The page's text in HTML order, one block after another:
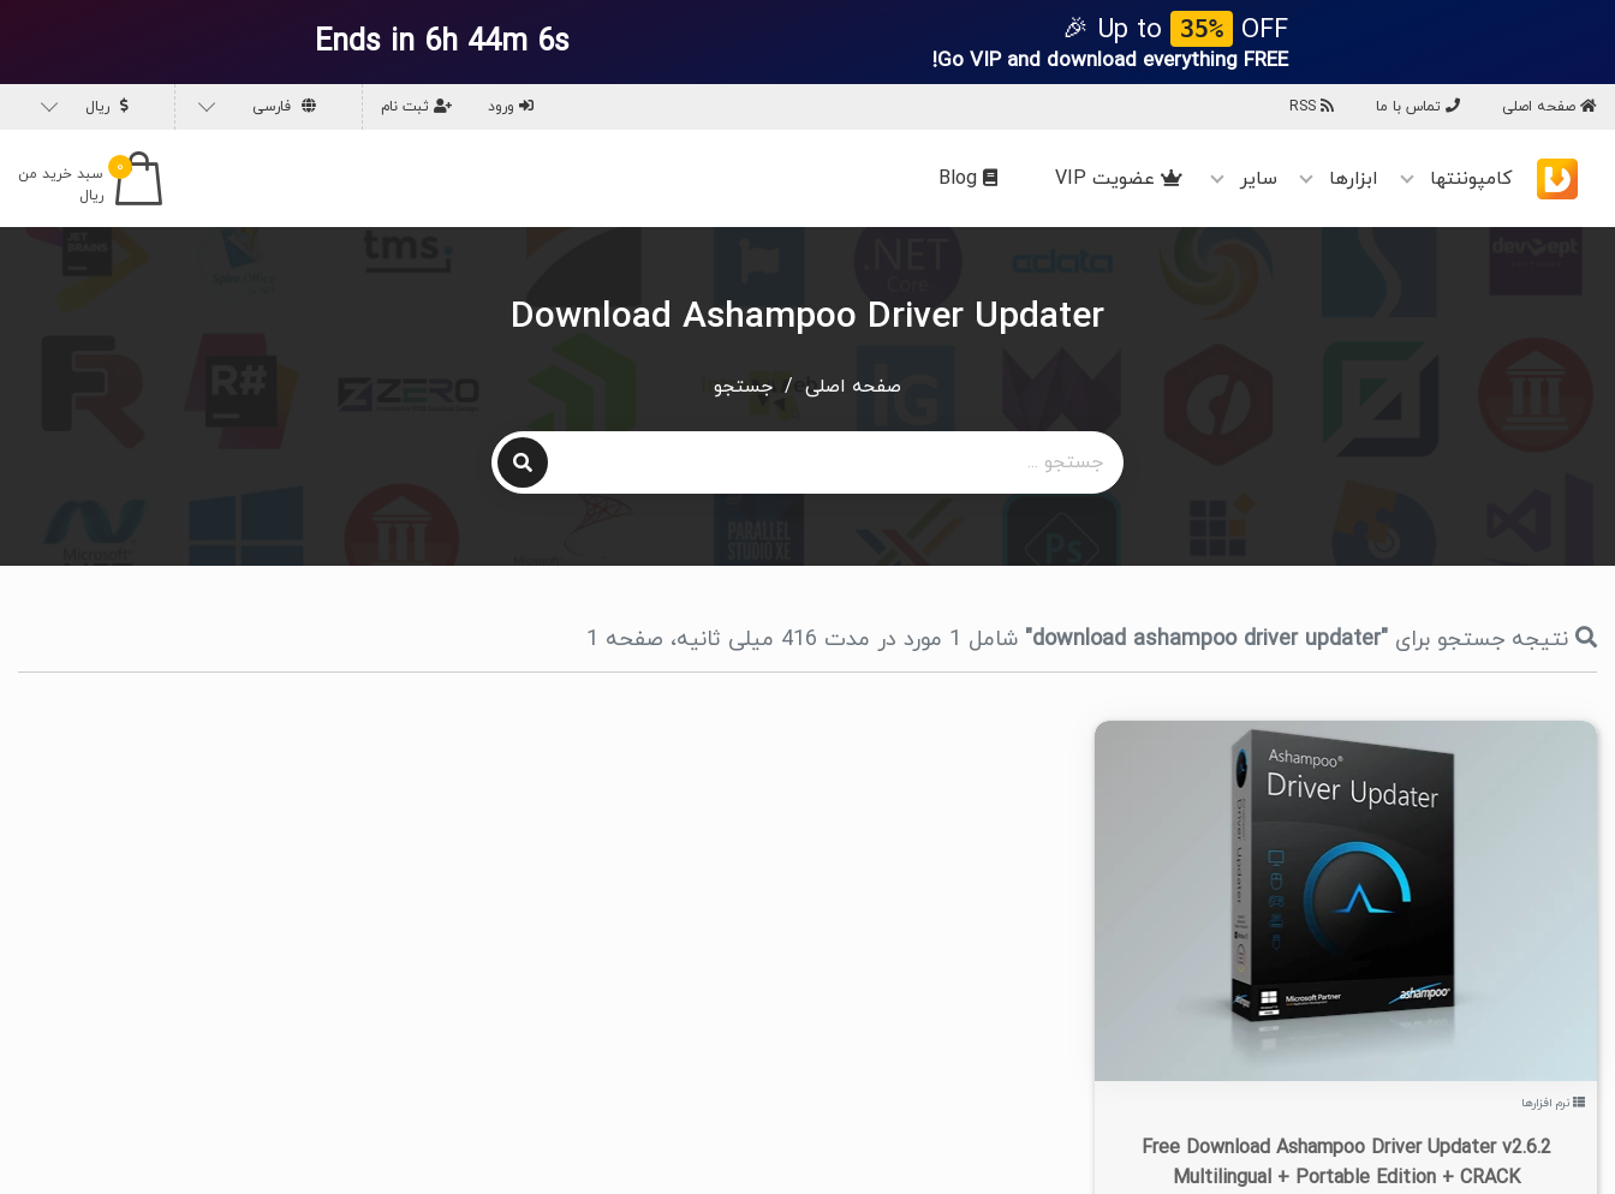
Up to 35% OFF 🎉
Go VIP and download everything FREE!
Ends in 6h 44m 6s
صفحه اصلی تماس با ما ورود ثبت نام فارسی ریال
کامپوننتها ابزارها سایر عضویت VIP ۰
سبد خرید من
ریال
Download Ashampoo Driver Updater
صفحه اصلی / جستجو
نتیجه جستجو برای "download ashampoo driver updater" شامل 1 مورد در مدت 416 میلی ثانیه، صفحه 1
نرم افزارها
Free Download Ashampoo Driver Updater v2.6.2
Multilingual + Portable Edition + CRACK